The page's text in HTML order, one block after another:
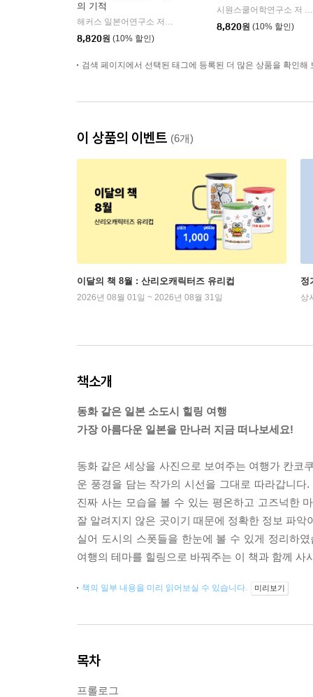
의 기적
해커스 일본어연구소 저
| 해커스어학연구소
8,820원 (10% 할인)
시원스쿨어학연구소 저 |
8,820원 (10% 할인)
검색 페이지에서 선택된 태그에 등록된 더 많은 상품을 확인해
이 상품의 이벤트 (6개)
이달의 책 8월 : 산리오캐릭터즈 유리컵
2026년 08월 01일 ~ 2026년 08월 31일
정
상
책소개
동화 같은 일본 소도시 힐링 여행
가장 아름다운 일본을 만나러 지금 떠나보세요!
동화 같은 세상을 사진으로 보여주는 여행가 칸코
운 풍경을 담는 작가의 시선을 그대로 따라갑니
진짜 사는 모습을 볼 수 있는 평온하고 고즈넉한
잘 알려지지 않은 곳이기 때문에 정확한 정보 파
실어 도시의 스폿들을 한눈에 볼 수 있게 정리하
여행의 테마를 힐링으로 바꿔주는 이 책과 함께
책의 일부 내용을 미리 읽어보실 수 있습니다. 미리보기
목차
프롤로그